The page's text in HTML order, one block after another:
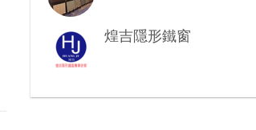
煌吉隱形鐵窗